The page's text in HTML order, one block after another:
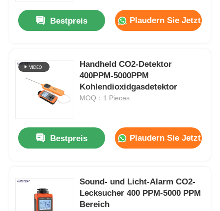
Bestpreis Plaudern Sie Jetzt
Handheld CO2-Detektor
400PPM-5000PPM
Kohlendioxidgasdetektor
MOQ：1 Pieces
Bestpreis Plaudern Sie Jetzt
Sound- und Licht-Alarm CO2-
Lecksucher 400 PPM-5000 PPM
Bereich